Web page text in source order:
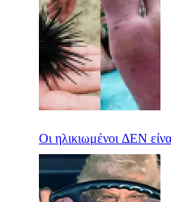
Οι ηλικιωμένοι ΔΕΝ